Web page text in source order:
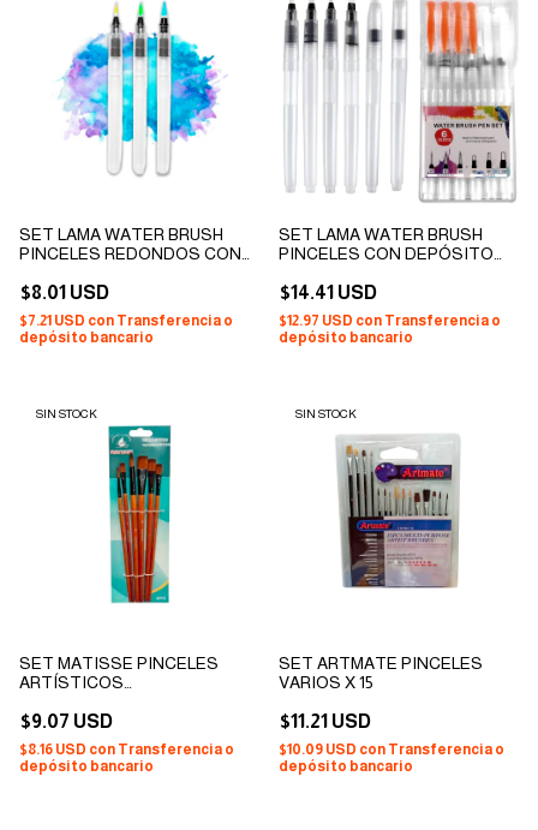
SET LAMA WATER BRUSH
PINCELES REDONDOS CON
RECARGABLE X 3
$8.01 USD
$7.21 USD con Transferencia o
depósito bancario
SET LAMA WATER BRUSH
PINCELES CON DEPÓSITO
$14.41 USD
$12.97 USD con Transferencia o
depósito bancario
SIN STOCK
SET MATISSE PINCELES
ARTÍSTICOS
SINTÉTICOS CABEZA CHATA
Y REDONDA X 6
$9.07 USD
$8.16 USD con Transferencia o
depósito bancario
SIN STOCK
SET ARTMATE PINCELES
VARIOS X 15
$11.21 USD
$10.09 USD con Transferencia o
depósito bancario